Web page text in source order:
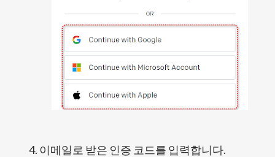
이메일로 받은 인증 코드를 입력합니다.